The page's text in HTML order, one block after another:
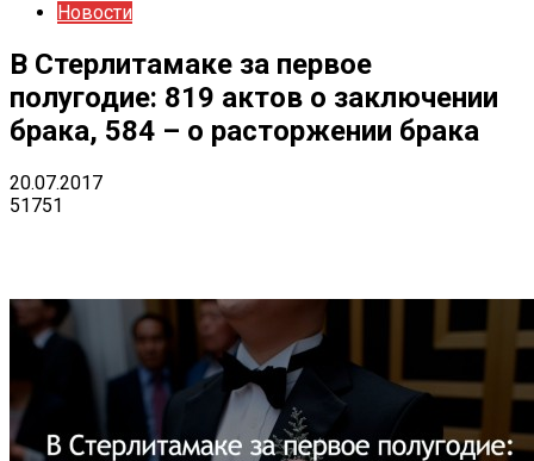
Новости
В Стерлитамаке за первое
полугодие: 819 актов о заключении
брака, 584 – о расторжении брака
20.07.2017
51751